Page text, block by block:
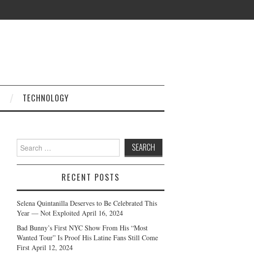
TECHNOLOGY
Search
for:
RECENT POSTS
Selena Quintanilla Deserves to Be Celebrated This
Year — Not Exploited April 16, 2024
Bad Bunny’s First NYC Show From His “Most
Wanted Tour” Is Proof His Latine Fans Still Come
First April 12, 2024